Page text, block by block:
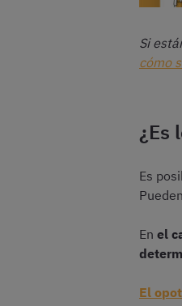
Si
cómo
¿Es
Es
En el
El